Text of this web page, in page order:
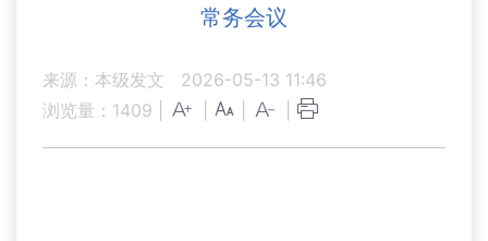
常务会议
来源：本级发文
2026-05-13 11:46
浏览量： 1409